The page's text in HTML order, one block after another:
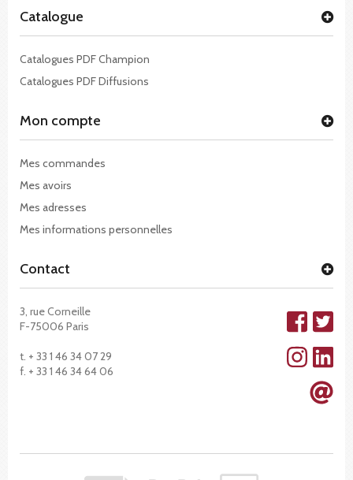
Catalogue
Catalogues PDF Champion
Catalogues PDF Diffusions
Mon compte
Mes commandes
Mes avoirs
Mes adresses
Mes informations personnelles
Contact
3, rue Corneille
F-75006 Paris
t. + 33 1 46 34 07 29
f. + 33 1 46 34 64 06